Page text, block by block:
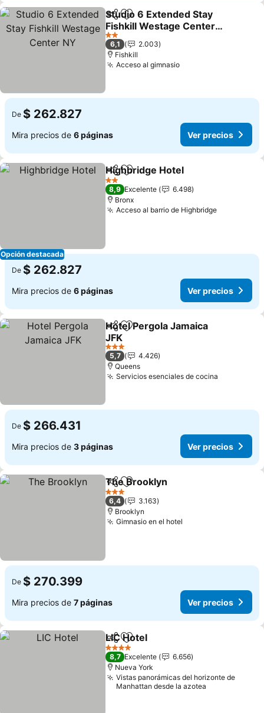
CompartirAgregar a favoritos
Studio 6 Extended Stay
Fishkill Westage Center
NY
Ver precios
2 Estrellas
6,1
2.003
Fishkill
Acceso al gimnasioVer precios
De $ 262.827
Mira precios de 6 páginas Ver precios
Opción destacada
CompartirAgregar a favoritos
Highbridge Hotel
2 Estrellas
8,9 Excelente
6.498
Bronx
Acceso al barrio de HighbridgeVer
De $ 262.827
Mira precios de 6 páginas Ver precios
CompartirAgregar a favoritos
Hotel Pergola Jamaica
JFK
Ver precios
3 Estrellas
5,7
4.426
Queens
Servicios esenciales de cocina
De $ 266.431
Mira precios de 3 páginas Ver precios
Compartir
Agregar a favoritos
The Brooklyn
3 Estrellas
6,4
3.163
Brooklyn
Gimnasio en el hotel
De $ 270.399
Mira precios de 7 páginas Ver precios
CompartirAgregar a favoritos
LIC Hotel
4 Estrellas
8,7 Excelente
6.656
Nueva York
Vistas panorámicas del horizonte de
Manhattan desde la azotea